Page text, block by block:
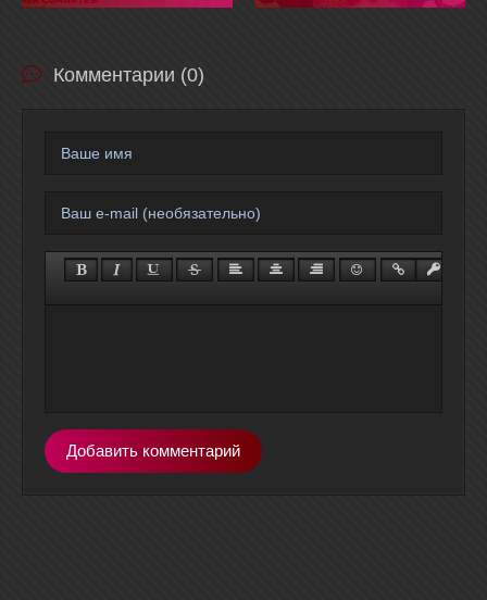
Комментарии (0)
Добавить комментарий